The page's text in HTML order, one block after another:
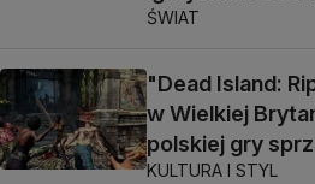
ŚWIAT
"Dead Island:
w Wielkiej
polskiej gry
KULTURA I STYL